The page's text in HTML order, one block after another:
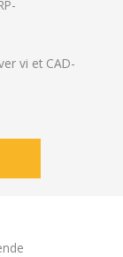
vi et CAD-